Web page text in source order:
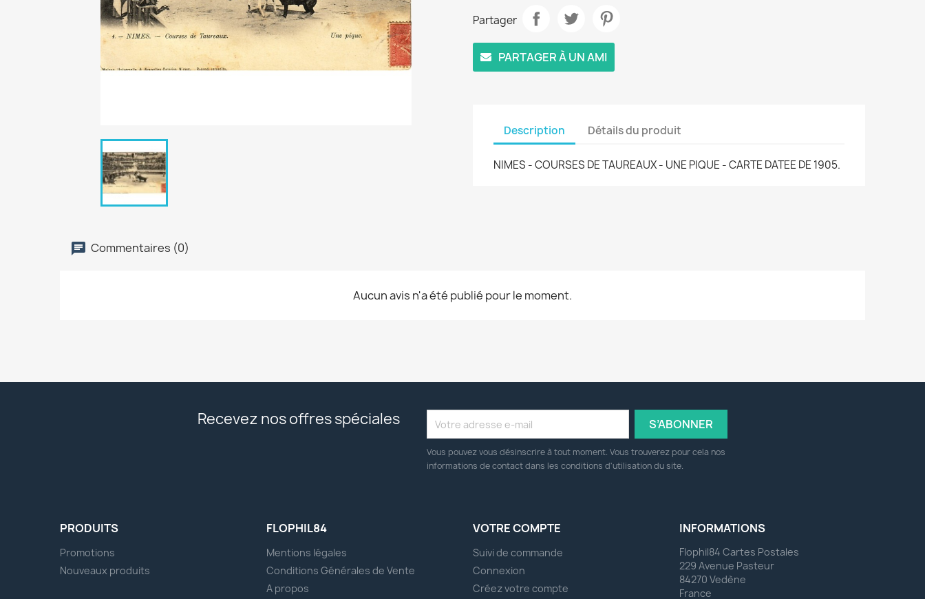
Partager
PARTAGER À UN AMI
Description Détails du produit
NIMES - COURSES DE TAUREAUX - UNE PIQUE - CARTE DATEE DE 1905.
Commentaires (0)
Aucun avis n'a été publié pour le moment.
Recevez nos offres spéciales
Vous pouvez vous désinscrire à tout moment. Vous trouverez pour cela nos
informations de contact dans les conditions d'utilisation du site.
PRODUITS
Promotions
Nouveaux produits
FLOPHIL84
Mentions légales
Conditions Générales de Vente
A propos
VOTRE COMPTE
Suivi de commande
Connexion
Créez votre compte
INFORMATIONS
Flophil84 Cartes Postales
229 Avenue Pasteur
84270 Vedène
France